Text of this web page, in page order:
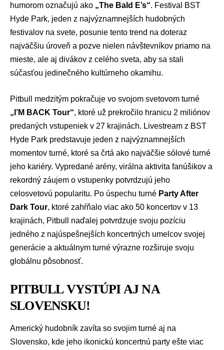
humorom označujú ako „The Bald E’s“. Festival BST
Hyde Park, jeden z najvýznamnejších hudobných
festivalov na svete, posunie tento trend na doteraz
najväčšiu úroveň a pozve nielen návštevníkov priamo na
mieste, ale aj divákov z celého sveta, aby sa stali
súčasťou jedinečného kultúrneho okamihu.
Pitbull medzitým pokračuje vo svojom svetovom turné
„I’M BACK Tour“, ktoré už prekročilo hranicu 2 miliónov
predaných vstupeniek v 27 krajinách. Livestream z BST
Hyde Park predstavuje jeden z najvýznamnejších
momentov turné, ktoré sa črtá ako najväčšie sólové turné
jeho kariéry. Vypredané arény, virálna aktivita fanúšikov a
rekordný záujem o vstupenky potvrdzujú jeho
celosvetovú popularitu. Po úspechu turné Party After
Dark Tour, ktoré zahŕňalo viac ako 50 koncertov v 13
krajinách, Pitbull naďalej potvrdzuje svoju pozíciu
jedného z najúspešnejších koncertných umelcov svojej
generácie a aktuálnym turné výrazne rozširuje svoju
globálnu pôsobnosť.
PITBULL VYSTÚPI AJ NA
SLOVENSKU!
Americký hudobník zavíta so svojim turné aj na
Slovensko, kde jeho ikonickú koncertnú party ešte viac